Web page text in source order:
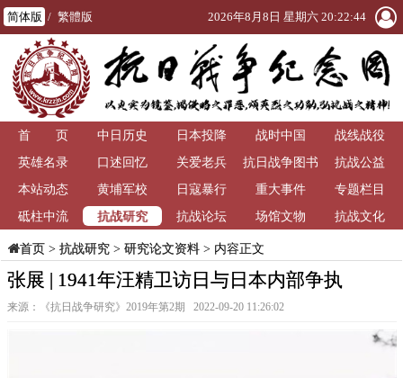
简体版 / 繁體版 2026年8月8日 星期六 20:22:46
首 页 中日历史 日本投降 战时中国
战线战役
英雄名录
口述回忆 关爱老兵
抗日战争图书
馆
抗战公益
本站动态
黄埔军校 日寇暴行 重大事件
专题栏目
砥柱中流
抗战研究 抗战论坛 场馆文物 抗战文化
首页> 抗战研究> 研究论文资料> 内容正文
张展 | 1941年汪精卫访日与日本内部争执
来源：《抗日战争研究》2019年第2期 2022-09-20 11:26:02